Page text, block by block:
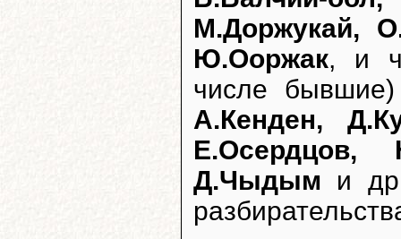
М.Доржукай,
Ю.Ооржак, и
числе
А.Кенден,
Е.Осердцов,
Д.Чыдым и